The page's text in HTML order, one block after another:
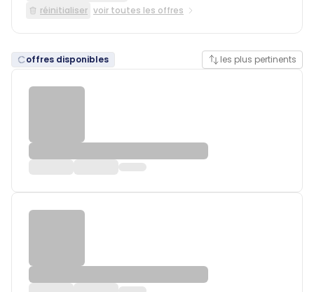
réinitialiser voir toutes les offres
offres disponibles les plus pertinents